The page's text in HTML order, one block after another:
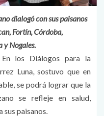
dialogó con sus paisanos
Fortín, Córdoba,
y Nogales.
En los Diálogos para la
Luna, sostuvo que en
se podrá lograr que la
se refleje en salud,
sus paisanos.